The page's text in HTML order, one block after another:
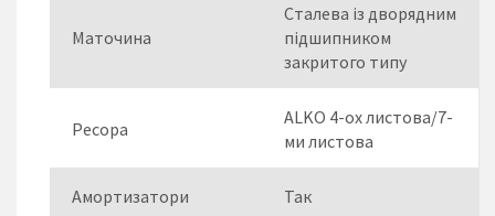
Маточина
Сталева із дворядним
підшипником
закритого типу
Ресора
ALKO 4-ох листова/7-
ми листова
Амортизатори Так